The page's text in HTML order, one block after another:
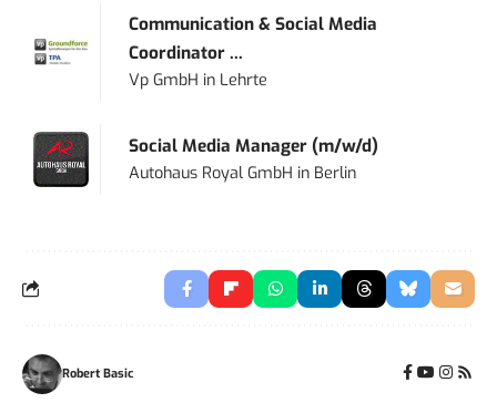
Communication & Social Media
Coordinator ...
Vp GmbH in Lehrte
Social Media Manager (m/w/d)
Autohaus Royal GmbH in Berlin
Robert Basic